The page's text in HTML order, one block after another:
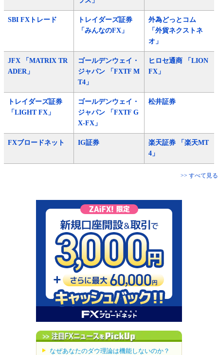
SBI FXトレード
トレイダーズ証券
「みんなのFX」
外為どっとコム
「外貨ネクストネ
オ」
JFX 「MATRIX TR
ADER」
ゴールデンウェイ・
ジャパン 「FXTF M
T4」
ヒロセ通商 「LION
FX」
トレイダーズ証券
「LIGHT FX」
ゴールデンウェイ・
ジャパン 「FXTF G
X-FX」
松井証券
FXブロードネット IG証券
楽天証券 「楽天MT
4」
>> すべて見る
なぜあなたのダウ理論は機能しないのか？